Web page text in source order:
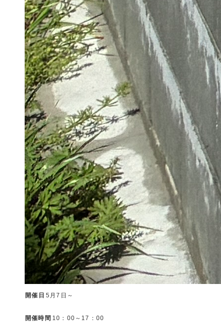
開催日 5月7日～
開催時間 10：00～17：00